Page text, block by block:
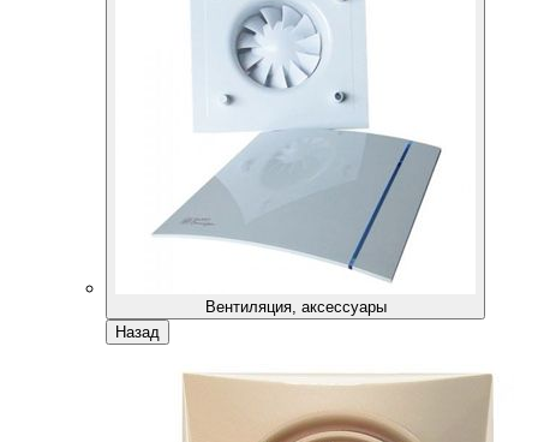
Вентиляция, аксессуары
Назад